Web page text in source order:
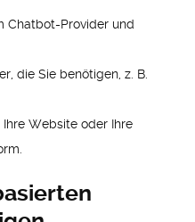
Chatbot-Provider und
die Sie benötigen, z. B.
Website oder Ihre